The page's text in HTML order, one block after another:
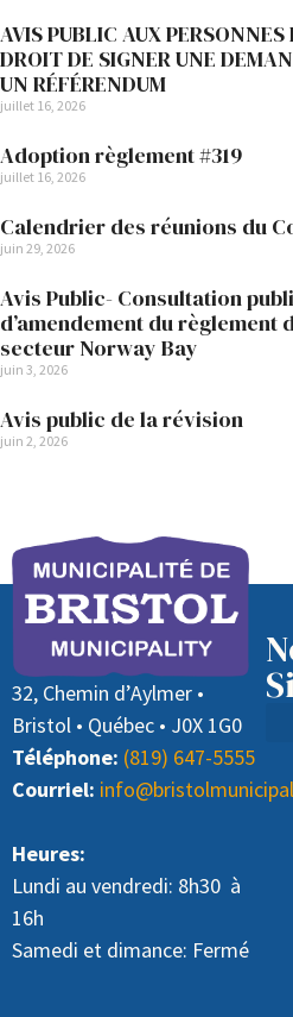
AVIS PUBLIC AUX
DROIT DE SIGNER UNE
UN RÉFÉRENDUM
juillet 16, 2026
Adoption règlement #319
juillet 16, 2026
Calendrier des réunions du
juin 29, 2026
Avis Public- Consultation
d’amendement du règlement
secteur Norway Bay
juin 3, 2026
Avis public de la révision
juin 2, 2026
32, Chemin d’Aylmer •
Bristol • Québec • J0X 1G0
Téléphone: (819) 647-5555
Courriel:
Heures:
Lundi au vendredi: 8h30 à
16h
Samedi et dimance: Fermé